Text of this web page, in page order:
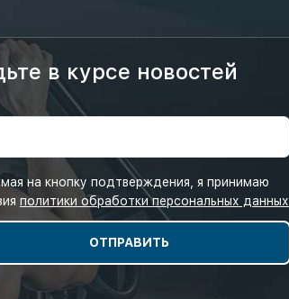
в курсе новостей
на кнопку подтверждения, я принимаю
политики обработки персональных данных